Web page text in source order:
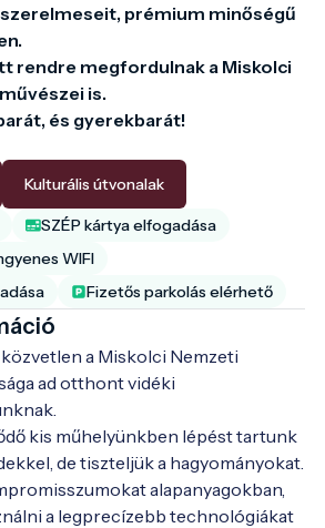
prémium minőségű
rendre megfordulnak a Miskolci
is.
és gyerekbarát!
Kulturális útvonalak
SZÉP kártya elfogadása
WIFI
Fizetős parkolás elérhető
a Miskolci Nemzeti
ad otthont vidéki
kis műhelyünkben lépést tartunk
de tiszteljük a hagyományokat.
alapanyagokban,
a legprecízebb technológiákat